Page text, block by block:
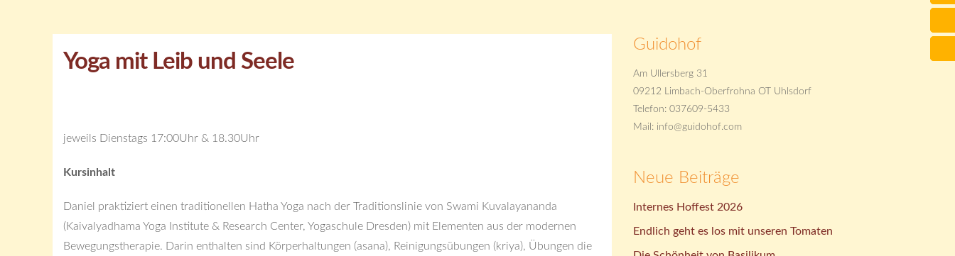
Yoga mit Leib und Seele
jeweils Dienstags 17:00Uhr & 18.30Uhr
Kursinhalt
Daniel praktiziert einen traditionellen Hatha Yoga nach der Traditionslinie von Swami Kuvalayananda
(Kaivalyadhama Yoga Institute & Research Center, Yogaschule Dresden) mit Elementen aus der modernen
Bewegungstherapie. Darin enthalten sind Körperhaltungen (asana), Reinigungsübungen (kriya), Übungen die
Guidohof
Am Ullersberg 31
09212 Limbach-Oberfrohna OT Uhlsdorf
Telefon: 037609-5433
Mail: info@guidohof.com
Neue Beiträge
Internes Hoffest 2026
Endlich geht es los mit unseren Tomaten